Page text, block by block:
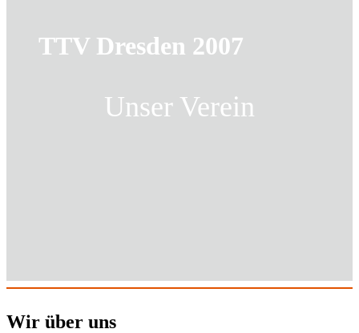
TTV Dresden 2007
Unser Verein
Wir über uns